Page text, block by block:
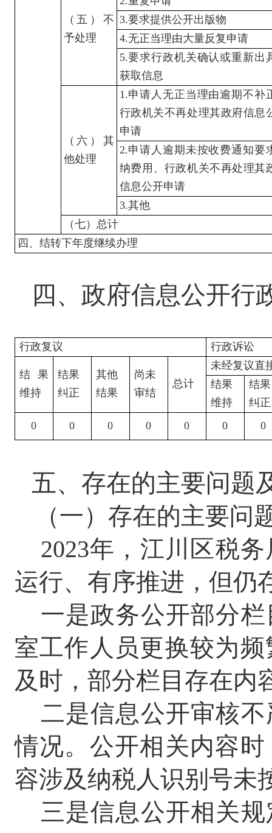
（五）不
予处理
3.要求提供公开出版物
4.无正当理由大量反复申请
5.要求行政机关确认或重新出
获取信息
（六）其
他处理
1.申请人无正当理由逾期不补
行政机关不再处理其政府信息
申请
2.申请人逾期未按收费通知要
纳费用、行政机关不再处理其
信息公开申请
3.其他
（七）总计
四、结转下年度继续办理
四、政府信息公开行
行政复议 行政诉讼
结果
维持
结果
纠正
其他
结果
尚未
审结
总计
未经复议直
结果
维持
结果
纠正
0
0 0 0 0 0 0
五、存在的主要问题
（一）存在的主要问
2023年，江川区税
运行、有序推进，但仍
一是政务公开部分
室工作人员更换较为
及时，部分栏目存在内
二是信息公开审核
情况。公开相关内容
容涉及纳税人识别号未
三是信息公开相关